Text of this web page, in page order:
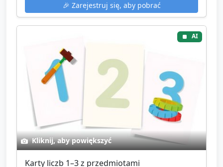
🎉 Zarejestruj się, aby pobrać
AI
Kliknij, aby powiększyć
Karty liczb 1–3 z przedmiotami